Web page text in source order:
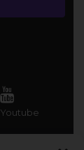
Youtube